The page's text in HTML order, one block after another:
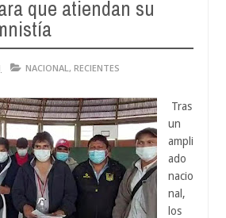
que atiendan su
NACIONAL , RECIENTES
Tras
un
ampli
ado
nacio
nal,
los